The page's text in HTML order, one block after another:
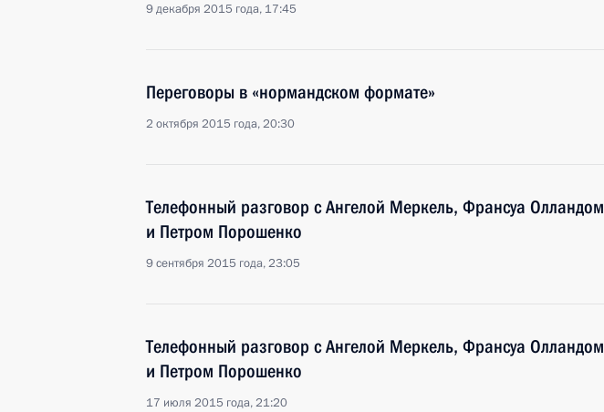
9 декабря 2015 года, 17:45
Переговоры в «нормандском формате»
2 октября 2015 года, 20:30
Телефонный разговор с Ангелой Меркель, Франсуа Олландом
и Петром Порошенко
9 сентября 2015 года, 23:05
Телефонный разговор с Ангелой Меркель, Франсуа Олландом
и Петром Порошенко
17 июля 2015 года, 21:20